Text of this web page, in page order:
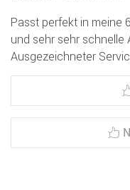
Passt perfekt in meine
und sehr sehr schnelle
Ausgezeichneter